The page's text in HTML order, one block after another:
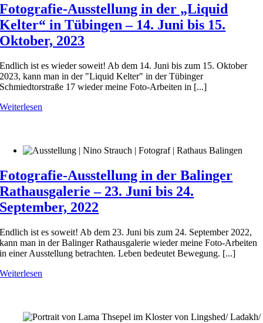
Fotografie-Ausstellung in der „Liquid
Kelter“ in Tübingen – 14. Juni bis 15.
Oktober, 2023
Endlich ist es wieder soweit! Ab dem 14. Juni bis zum 15. Oktober
2023, kann man in der "Liquid Kelter" in der Tübinger
Schmiedtorstraße 17 wieder meine Foto-Arbeiten in [...]
Weiterlesen
Fotografie-Ausstellung in der Balinger
Rathausgalerie – 23. Juni bis 24.
September, 2022
Endlich ist es soweit! Ab dem 23. Juni bis zum 24. September 2022,
kann man in der Balinger Rathausgalerie wieder meine Foto-Arbeiten
in einer Ausstellung betrachten. Leben bedeutet Bewegung. [...]
Weiterlesen